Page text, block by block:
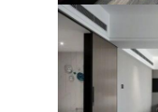
Muebles tapizados